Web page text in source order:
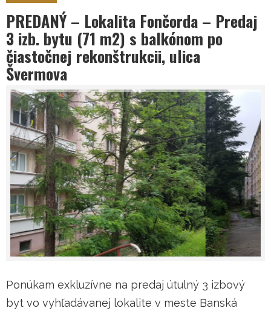
PREDANÝ – Lokalita Fončorda – Predaj
3 izb. bytu (71 m2) s balkónom po
čiastočnej rekonštrukcii, ulica
Švermova
Ponúkam exkluzívne na predaj útulný 3 izbový
byt vo vyhľadávanej lokalite v meste Banská